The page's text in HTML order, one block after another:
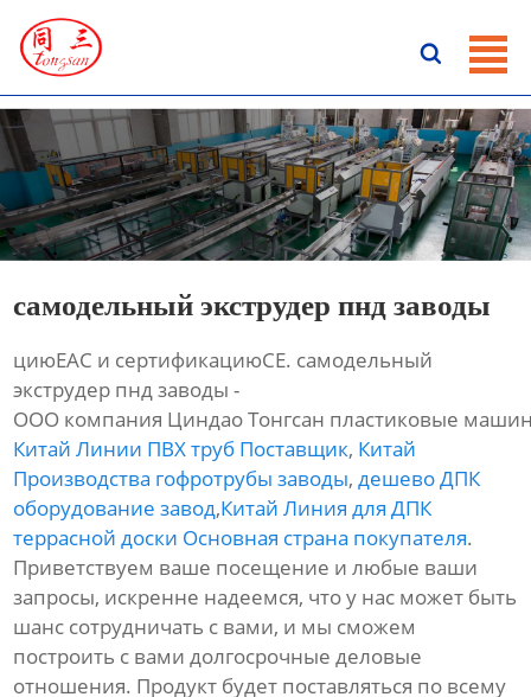

ГЛАВНАЯ
НОВОСТИ
О HАС
самодельный экструдер пнд заводы
циюЕАС и сертификациюСЕ. самодельный
экструдер пнд заводы -
ООО компания Циндао Тонгсан пластиковые
Китай Линии ПВХ труб Поставщик, Китай
Производства гофротрубы заводы,дешево ДПК
оборудование завод,Китай Линия для ДПК
террасной доски Основная страна покупателя.
Приветствуем ваше посещение и любые ваши
запросы, искренне надеемся, что у нас может быть
шанс сотрудничать с вами, и мы сможем
построить с вами долгосрочные деловые
отношения. Продукт будет поставляться по всему